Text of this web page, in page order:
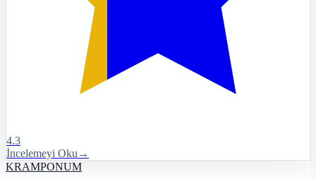
4.3
İncelemeyi Oku →
KRAMPONUM